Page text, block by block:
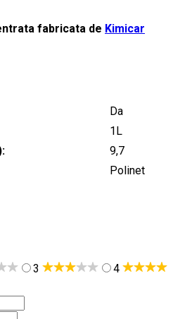
fabricata de Kimicar
Da
1L
9,7
Polinet
3
4